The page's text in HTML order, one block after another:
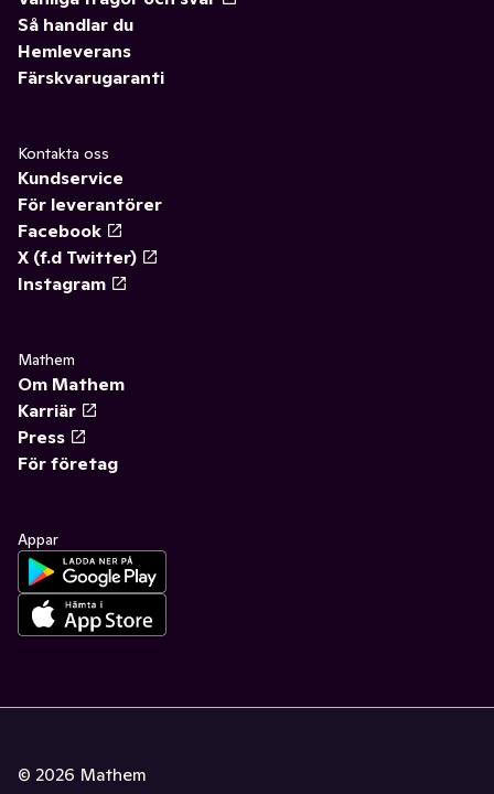
Så handlar du
Hemleverans
Färskvarugaranti
Kontakta oss
Kundservice
För leverantörer
Facebook
X (f.d Twitter)
Instagram
Mathem
Om Mathem
Karriär
Press
För företag
Appar
© 2026 Mathem